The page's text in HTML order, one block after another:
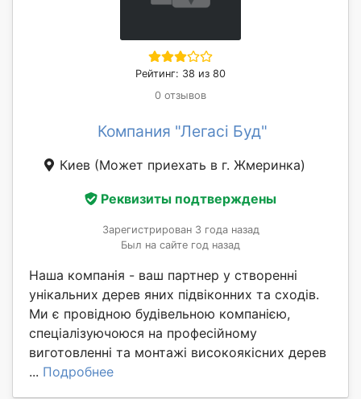
Рейтинг: 38 из 80
0 отзывов
Компания "Легасі Буд"
Киев (Может приехать в г. Жмеринка)
Реквизиты подтверждены
Зарегистрирован 3 года назад
Был на сайте год назад
Наша компанія - ваш партнер у створенні
унікальних дерев яних підвіконних та сходів.
Ми є провідною будівельною компанією,
спеціалізуючоюся на професійному
виготовленні та монтажі високоякісних дерев
... Подробнее